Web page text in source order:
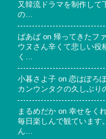
又韓流ドラマを制作して
の…
ばあば on 帰ってきたフ
ウヌさん辛くて悲しい役
く…
小暮さよ子 on 恋はぽろ
カンウンタクの久しぶり
まるめだか on 幸せをく
毎日楽しんで観ています
ん…